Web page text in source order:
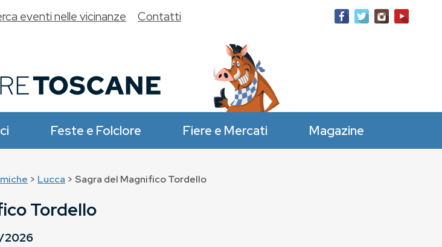
Feste e Folclore Fiere e Mercati Magazine
eventi nelle vicinanze Contatti
> Lucca > Sagra del Magnifico Tordello
Tordello